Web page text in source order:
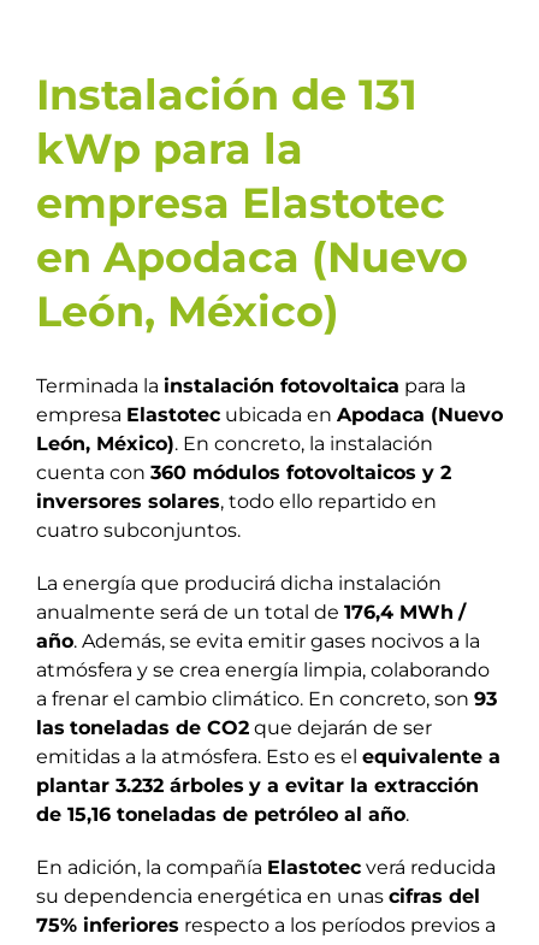
Instalación de 131
kWp para la
empresa Elastotec
en Apodaca (Nuevo
León, México)
Terminada la instalación fotovoltaica para la
empresa Elastotec ubicada en Apodaca (Nuevo
León, México). En concreto, la instalación
cuenta con 360 módulos fotovoltaicos y 2
inversores solares, todo ello repartido en
cuatro subconjuntos.
La energía que producirá dicha instalación
anualmente será de un total de 176,4 MWh /
año. Además, se evita emitir gases nocivos a la
atmósfera y se crea energía limpia, colaborando
a frenar el cambio climático. En concreto, son 93
las toneladas de CO2 que dejarán de ser
emitidas a la atmósfera. Esto es el equivalente a
plantar 3.232 árboles y a evitar la extracción
de 15,16 toneladas de petróleo al año.
En adición, la compañía Elastotec verá reducida
su dependencia energética en unas cifras del
75% inferiores respecto a los períodos previos a